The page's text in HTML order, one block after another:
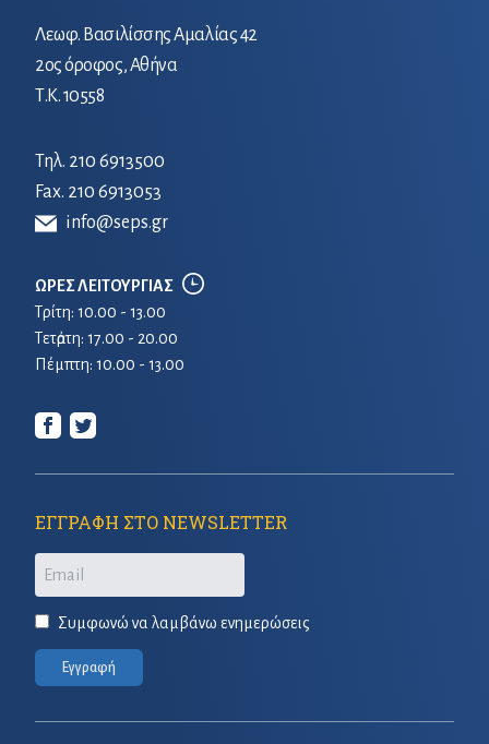
Λεωφ. Βασιλίσσης Αμαλίας 42
2ος όροφος, Αθήνα
Τ.Κ. 10558
Τηλ. 210 6913500
Fax. 210 6913053
info@seps.gr
ΩΡΕΣ ΛΕΙΤΟΥΡΓΙΑΣ
Τρίτη: 10.00 - 13.00
Τετἀρτη: 17.00 - 20.00
Πέμπτη: 10.00 - 13.00
ΕΓΓΡΑΦΗ ΣΤΟ NEWSLETTER
Email
Συμφωνώ να λαμβάνω ενημερώσεις
Εγγραφή